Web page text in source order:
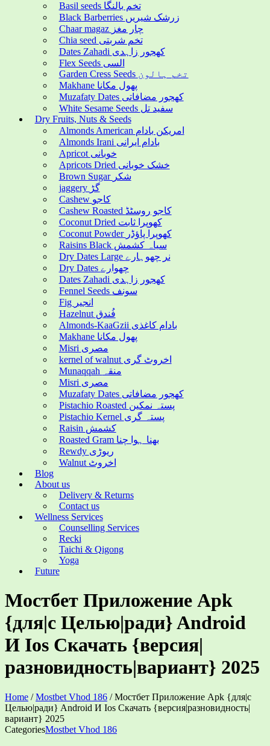
Basil seeds تخم بالنگا
Black Barberries زرشک شیریں
Chaar magaz چار مغز
Chia seed تخم شربتی
Dates Zahadi کھجور زاہدی
Flex Seeds السی
Garden Cress Seeds تخم ہالون
Makhane پھول مکانا
Muzafaty Dates کھجور مضافاتی
White Sesame Seeds سفید تل
Dry Fruits, Nuts & Seeds
Almonds American امریکن بادام
Almonds Irani بادام ایرانی
Apricot خوبانی
Apricots Dried خشک خوبانی
Brown Sugar شکر
jaggery گڑ
Cashew کاجو
Cashew Roasted کاجو روسٹڈ
Coconut Dried کھوپرا ثابت
Coconut Powder کھوپرا پاؤڈر
Raisins Black سیاہ کشمش
Dry Dates Large نر چھوہارے
Dry Dates چھوارے
Dates Zahadi کھجور زاہدی
Fennel Seeds سونف
Fig انجیر
Hazelnut فُندق
Almonds-KaaGzii بادام کاغذی
Makhane پھول مکانا
Misri مصری
kernel of walnut اخروٹ گری
Munaqqah منقہ
Misri مصری
Muzafaty Dates کھجور مضافاتی
Pistachio Roasted پستہ نمکین
Pistachio Kernel پستہ گری
Raisin کشمش
Roasted Gram بھنا ہوا چنا
Rewdy ریوڑی
Walnut اخروٹ
Blog
About us
Delivery & Returns
Contact us
Wellness Services
Counselling Services
Recki
Taichi & Qigong
Yoga
Future
Мостбет Приложение Apk
{для|с Целью|ради} Android
И Ios Скачать {версия|
разновидность|вариант} 2025
Home /Mostbet Vhod 186 /Мостбет Приложение Apk {для|с
Целью|ради} Android И Ios Скачать {версия|разновидность|
вариант} 2025
CategoriesMostbet Vhod 186